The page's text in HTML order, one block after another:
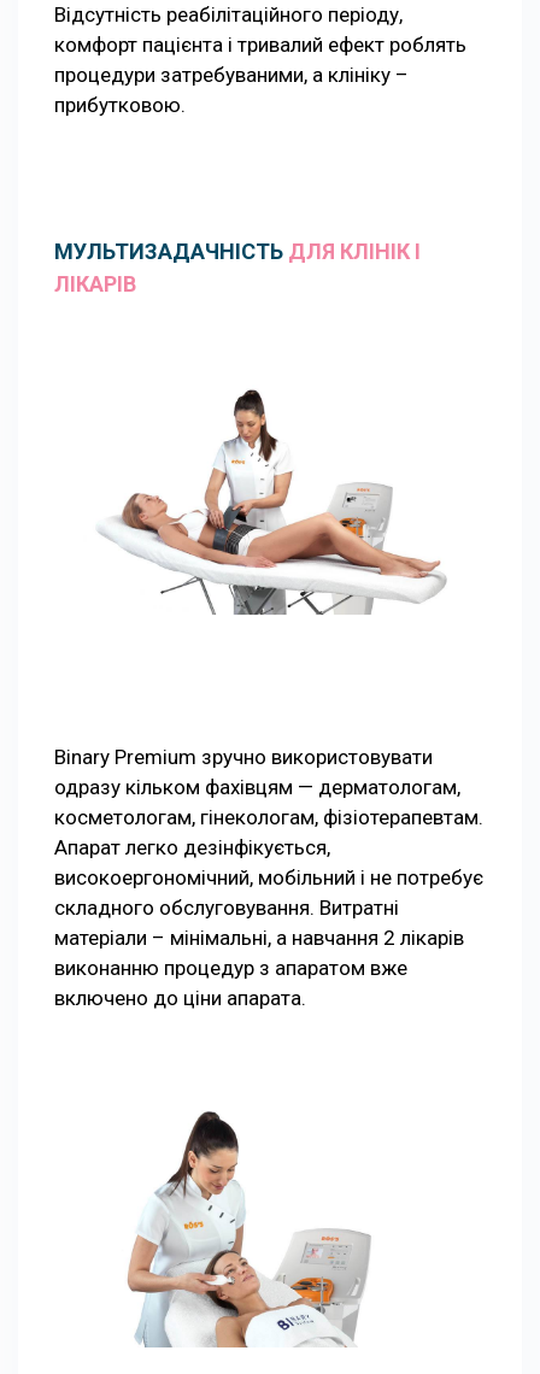
Відсутність реабілітаційного періоду,
комфорт пацієнта і тривалий ефект роблять
процедури затребуваними, а клініку –
прибутковою.
МУЛЬТИЗАДАЧНІСТЬ ДЛЯ КЛІНІК І
ЛІКАРІВ
Binary Premium зручно використовувати
одразу кільком фахівцям — дерматологам,
косметологам, гінекологам, фізіотерапевтам.
Апарат легко дезінфікується,
високоергономічний, мобільний і не потребує
складного обслуговування. Витратні
матеріали – мінімальні, а навчання 2 лікарів
виконанню процедур з апаратом вже
включено до ціни апарата.